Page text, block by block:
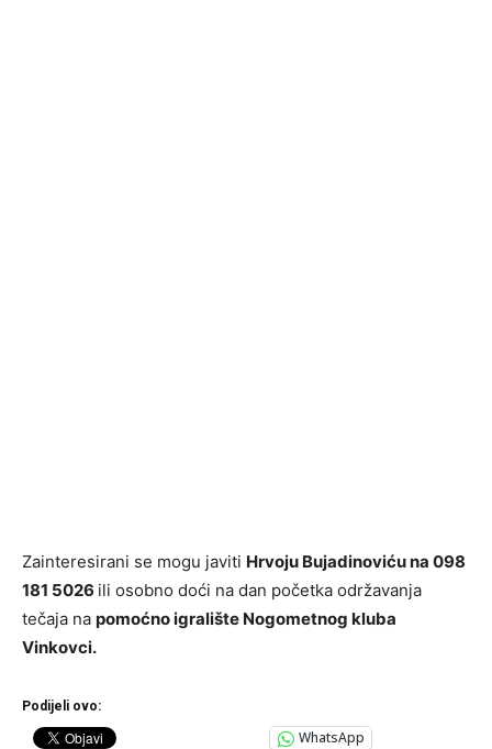
Zainteresirani se mogu javiti Hrvoju Bujadinoviću na 098
181 5026 ili osobno doći na dan početka održavanja
tečaja na pomoćno igralište Nogometnog kluba
Vinkovci.
Podijeli ovo:
WhatsApp